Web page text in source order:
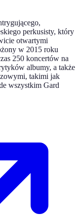
perkusisty, który
otwartymi
w 2015 roku
250 koncertów na
albumy, a także
takimi jak
wszystkim Gard